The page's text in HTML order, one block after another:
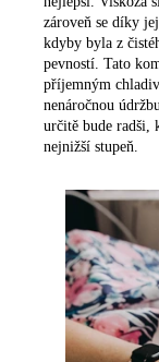
S
A
K
A
A
K
D
G
A
N
Y
zároveň se díky
kdyby byla z
pevností. Tato
příjemným
nenáročnou
určitě bude radši,
nejnižší stupeň.